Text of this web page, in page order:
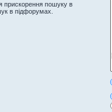
прискорення пошуку в
в підфорумах.